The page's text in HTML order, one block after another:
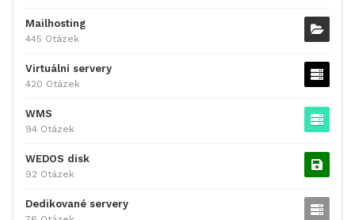
Mailhosting
445 Otázek
Virtuální servery
420 Otázek
WMS
94 Otázek
WEDOS disk
92 Otázek
Dedikované servery